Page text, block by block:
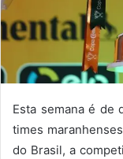
Esta semana é de
times
do Brasil, a